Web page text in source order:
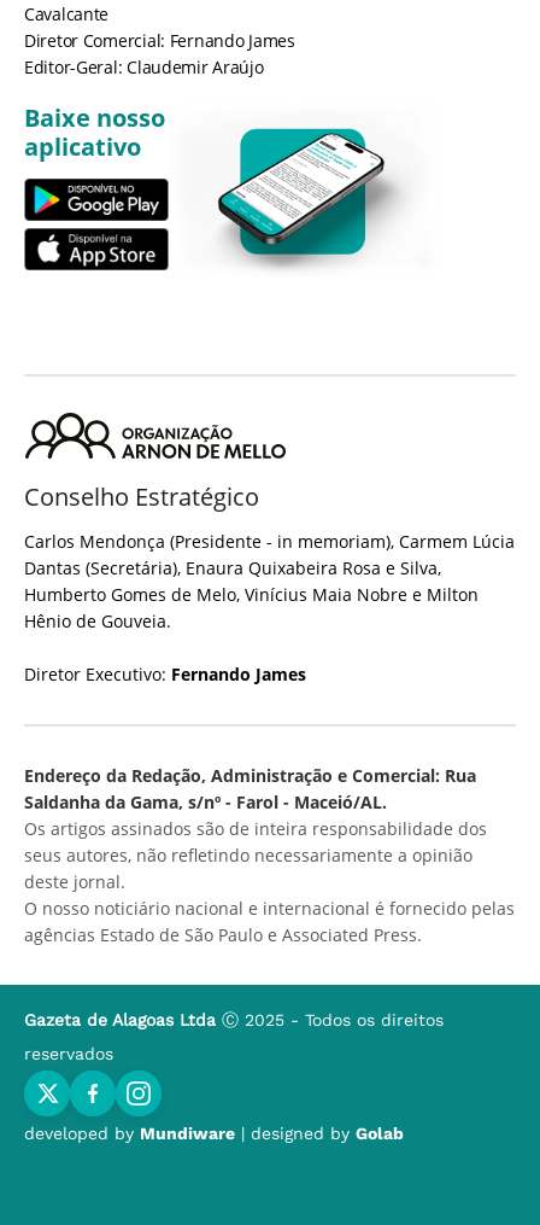
Cavalcante
Diretor Comercial: Fernando James
Editor-Geral: Claudemir Araújo
Baixe nosso
aplicativo
Conselho Estratégico
Carlos Mendonça (Presidente - in memoriam), Carmem Lúcia
Dantas (Secretária), Enaura Quixabeira Rosa e Silva,
Humberto Gomes de Melo, Vinícius Maia Nobre e Milton
Hênio de Gouveia.
Diretor Executivo: Fernando James
Endereço da Redação, Administração e Comercial: Rua
Saldanha da Gama, s/nº - Farol - Maceió/AL.
Os artigos assinados são de inteira responsabilidade dos
seus autores, não refletindo necessariamente a opinião
deste jornal.
O nosso noticiário nacional e internacional é fornecido pelas
agências Estado de São Paulo e Associated Press.
Gazeta de Alagoas Ltda Ⓒ 2025 - Todos os direitos
reservados
developed by Mundiware | designed by Golab